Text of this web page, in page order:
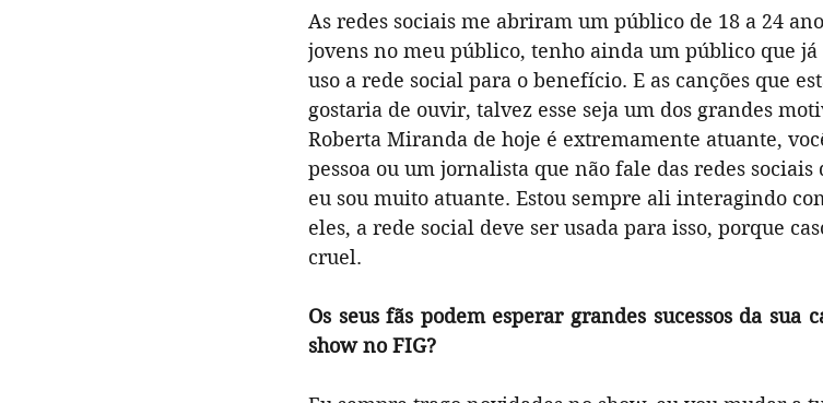
As redes sociais me abriram um público de 18 a 24
jovens no meu público, tenho ainda um público que já
uso a rede social para o benefício. E as canções que
gostaria de ouvir, talvez esse seja um dos grandes
Roberta Miranda de hoje é extremamente atuante,
pessoa ou um jornalista que não fale das redes
eu sou muito atuante. Estou sempre ali interagindo
eles, a rede social deve ser usada para isso, porque
cruel.
Os seus fãs podem esperar grandes sucessos da
show no FIG?